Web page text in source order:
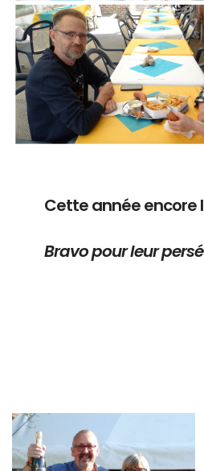
Cette année encore
Bravo pour leur
Branding
ARMCHAIR